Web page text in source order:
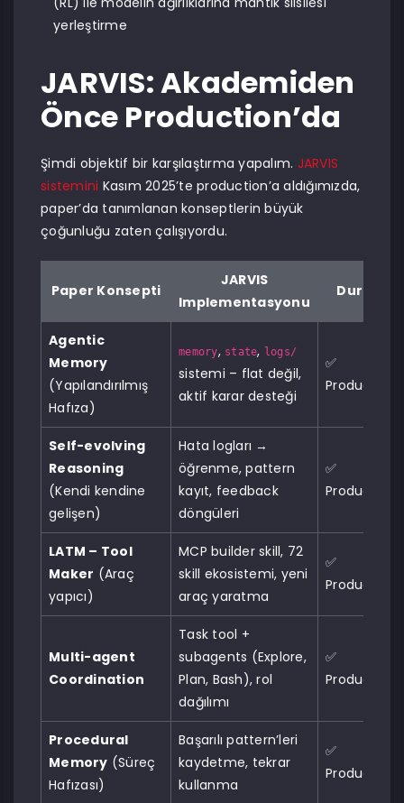
yerleştirme
JARVIS: Akademiden
Önce Production’da
Şimdi objektif bir karşılaştırma yapalım. JARVIS
sistemini Kasım 2025’te production’a aldığımızda,
paper’da tanımlanan konseptlerin büyük
çoğunluğu zaten çalışıyordu.
Paper Konsepti
JARVIS
Implementasyonu
Durum
Agentic
Memory
(Yapılandırılmış
Hafıza)
memory, state, logs/
sistemi – flat değil,
aktif karar desteği
✅
Production
Self-evolving
Reasoning
(Kendi kendine
gelişen)
Hata logları →
öğrenme, pattern
kayıt, feedback
döngüleri
✅
Production
LATM – Tool
Maker (Araç
yapıcı)
MCP builder skill, 72
skill ekosistemi, yeni
araç yaratma
✅
Production
Multi-agent
Coordination
Task tool +
subagents (Explore,
Plan, Bash), rol
dağılımı
✅
Production
Procedural
Memory (Süreç
Hafızası)
Başarılı pattern’leri
kaydetme, tekrar
kullanma
✅
Production